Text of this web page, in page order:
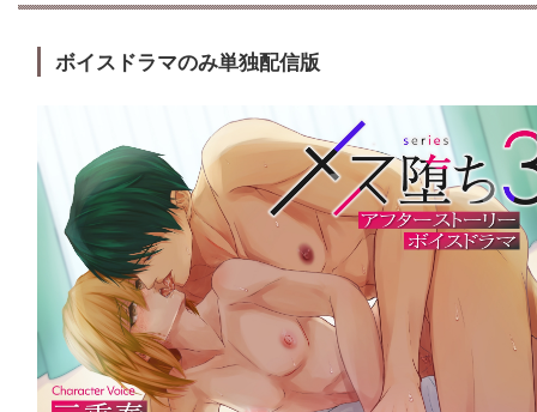
ボイスドラマのみ単独配信版